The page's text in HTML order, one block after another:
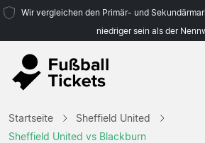
Wir vergleichen den Primär- und
niedriger sein als der
Mannschaften
Startseite
Sheffield United
Sheffield United vs Blackburn